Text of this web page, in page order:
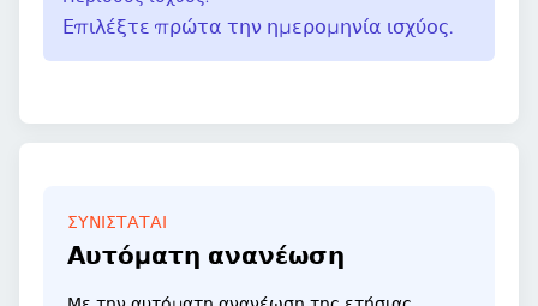
Επιλέξτε πρώτα την ημερομηνία ισχύος.
ΣΥΝΙΣΤΆΤΑΙ
Αυτόματη ανανέωση